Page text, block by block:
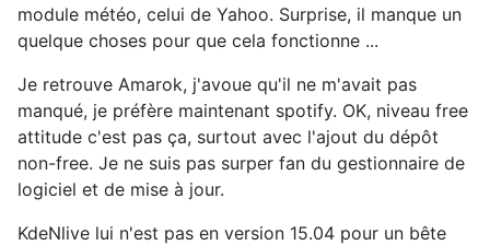
module météo, celui de Yahoo. Surprise, il manque un
quelque choses pour que cela fonctionne ...
Je retrouve Amarok, j'avoue qu'il ne m'avait pas
manqué, je préfère maintenant spotify. OK, niveau free
attitude c'est pas ça, surtout avec l'ajout du dépôt
non-free. Je ne suis pas surper fan du gestionnaire de
logiciel et de mise à jour.
KdeNlive lui n'est pas en version 15.04 pour un bête